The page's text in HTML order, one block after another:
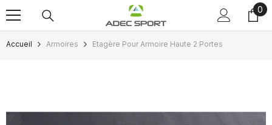
Passer au contenu 0
0
Accueil Armoires Etagère Pour Armoire Haute 2 Portes